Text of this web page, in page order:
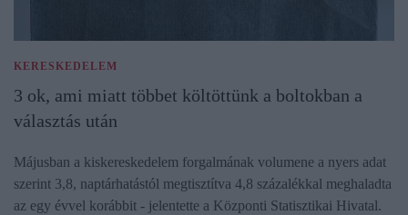
KERESKEDELEM
3 ok, ami miatt többet költöttünk a boltokban a
választás után
Májusban a kiskereskedelem forgalmának volumene a nyers adat
szerint 3,8, naptárhatástól megtisztítva 4,8 százalékkal meghaladta
az egy évvel korábbit - jelentette a Központi Statisztikai Hivatal.